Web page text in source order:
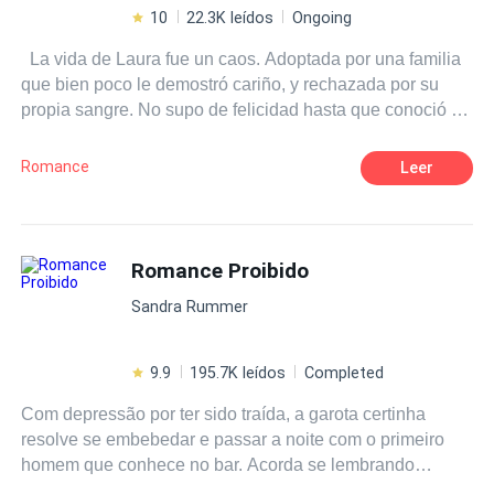
10 22.3K leídos Ongoing
que bien poco le demostró cariño, y rechazada por su
propia sangre. No supo de felicidad hasta que conoció a
aquellos sentimientos que nunca pensó experimentar.
Sin embargo, los secretos son capaces de destruir lo que
Romance Leer
Romance Proibido
Sandra Rummer
9.9 195.7K leídos Completed
Com depressão por ter sido traída, a garota certinha
resolve se embebedar e passar a noite com o primeiro
homem que conhece no bar. Acorda se lembrando